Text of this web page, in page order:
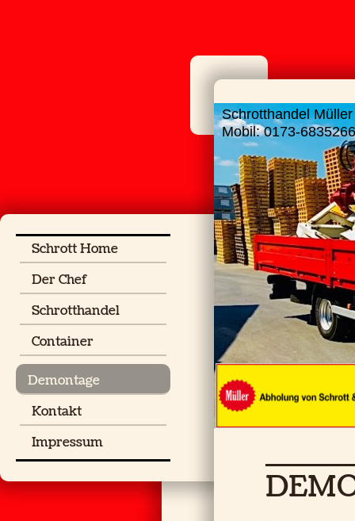
Schrott Home
Der Chef
Schrotthandel
Container
Demontage
Kontakt
Impressum
Schrotthandel Müller
Mobil: 0173-